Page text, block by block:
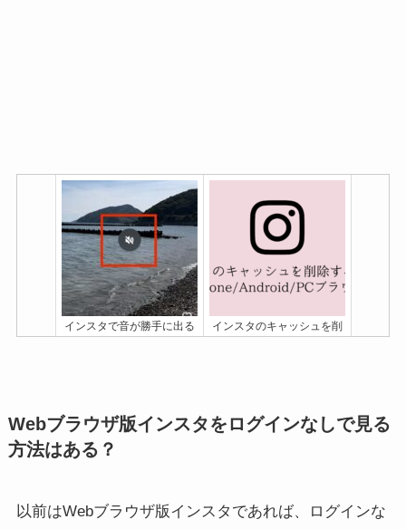
インスタで音が勝手に出る
の嫌すぎ！うるさいを防ぐ
インスタのキャッシュを削
除する方法！iPhone
Webブラウザ版インスタをログインなしで見る
方法はある？
以前はWebブラウザ版インスタであれば、ログインな